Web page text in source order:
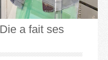
a fait ses